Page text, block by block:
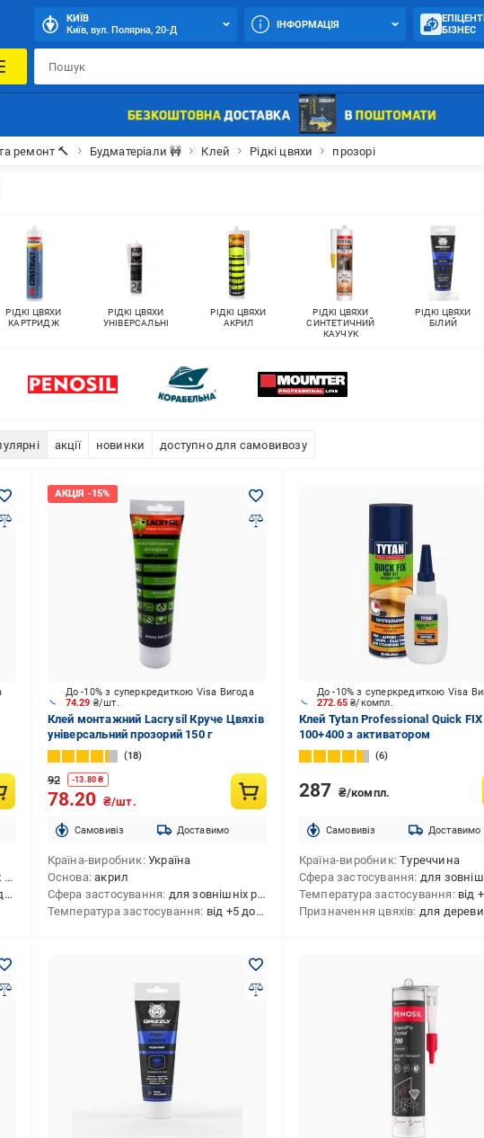
КИЇВ
Київ, вул. Полярна, 20-Д
ІНФОРМАЦІЯ
БІЗНЕС
ремонт 🔨 Будматеріали 🚧 Клей Рідкі цвяхи прозорі
РІДКІ ЦВЯХИ
КАРТРИДЖ
РІДКІ ЦВЯХИ
УНІВЕРСАЛЬНІ
РІДКІ ЦВЯХИ
АКРИЛ
РІДКІ ЦВЯХИ
СИНТЕТИЧНИЙ
КАУЧУК
РІДКІ ЦВЯХИ
БІЛИЙ
акції новинки доступно для самовивозу
74.29 ₴/шт.
До -10% з суперкредиткою Visa Вигода
Клей монтажний Lacrysil Круче Цвяхів
універсальний прозорий 150 г
18
92 -13.80 ₴
78.20 ₴/шт.
Cамовивіз Доставимо
Країна-виробник Україна
Основа акрил
Сфера застосування для зовнішніх робіт,для внутрішніх робіт
Температура застосування від +5 до +35
272.65₴/компл.
До -10% з суперкредиткою Visa
Клей Tytan Professional Quick FIX
100+400 з активатором
6
287 ₴/компл.
Cамовивіз Доставимо
Країна-виробник Туреччина
Сфера застосування для зовнішніх робіт,для внутрішніх робіт,для
Температура застосування від
Призначення цвяхів для